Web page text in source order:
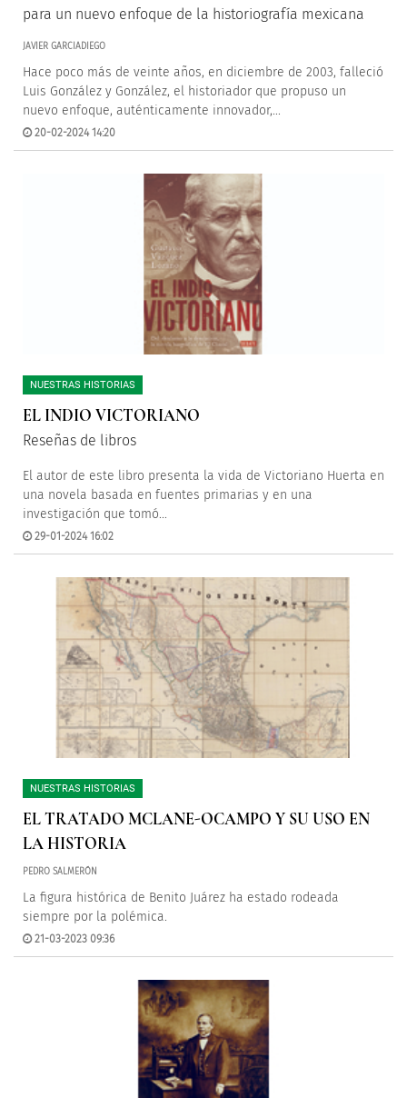
para un nuevo enfoque de la historiografía mexicana
JAVIER GARCIADIEGO
Hace poco más de veinte años, en diciembre de 2003, falleció
Luis González y González, el historiador que propuso un
nuevo enfoque, auténticamente innovador,...
20-02-2024 14:20
NUESTRAS HISTORIAS
EL INDIO VICTORIANO
Reseñas de libros
El autor de este libro presenta la vida de Victoriano Huerta en
una novela basada en fuentes primarias y en una
investigación que tomó...
29-01-2024 16:02
NUESTRAS HISTORIAS
EL TRATADO MCLANE-OCAMPO Y SU USO EN
LA HISTORIA
PEDRO SALMERÓN
La figura histórica de Benito Juárez ha estado rodeada
siempre por la polémica.
21-03-2023 09:36